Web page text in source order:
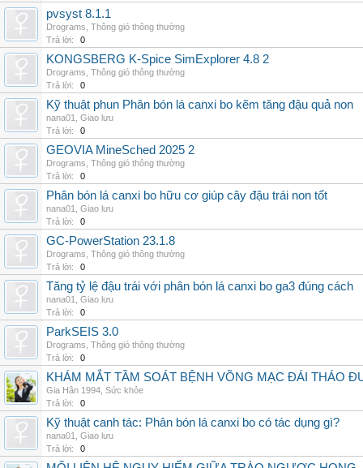
pvsyst 8.1.1
Drograms Thông gió thông thường
Trả lời:
0
KONGSBERG K-Spice SimExplorer 4.8 2
Drograms Thông gió thông thường
Trả lời:
0
Kỹ thuật phun Phân bón lá canxi bo kẽm tăng đậu quả non
nana01
Giao lưu
Trả lời:
0
GEOVIA MineSched 2025 2
Drograms Thông gió thông thường
Trả lời:
0
Phân bón lá canxi bo hữu cơ giúp cây đậu trái non tốt
nana01
Giao lưu
Trả lời:
0
GC-PowerStation 23.1.8
Drograms Thông gió thông thường
Trả lời:
0
Tăng tỷ lệ đậu trái với phân bón lá canxi bo ga3 đúng cách
nana01
Giao lưu
Trả lời:
0
ParkSEIS 3.0
Drograms Thông gió thông thường
Trả lời:
0
KHÁM MẮT TẦM SOÁT BỆNH VÕNG MẠC ĐÁI THÁO
Gia Hân 1994 Sức khỏe
Trả lời:
0
Kỹ thuật canh tác: Phân bón lá canxi bo có tác dụng gì?
nana01
Giao lưu
Trả lời:
0